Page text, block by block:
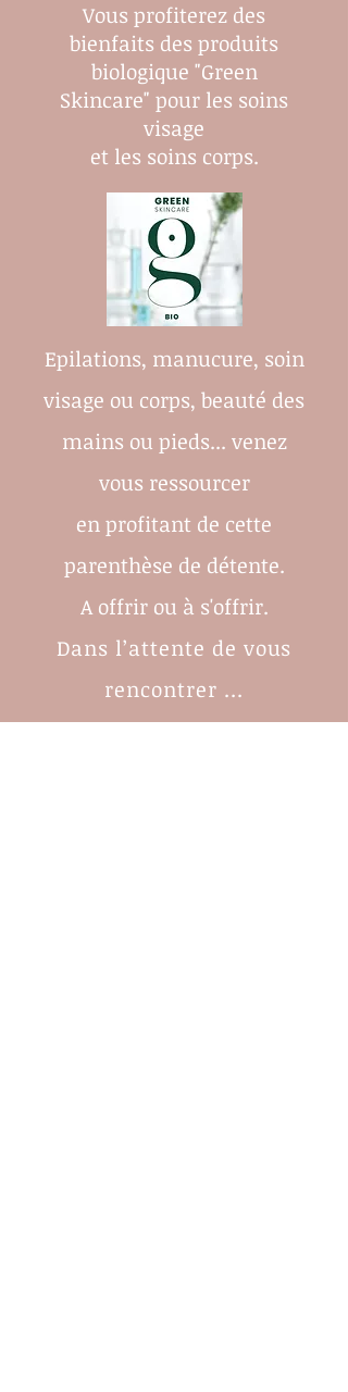
Vous profiterez des
bienfaits des produits
biologique "Green
Skincare" pour les soins
visage
et les soins corps.
Epilations, manucure, soin
visage ou corps, beauté des
mains ou pieds... venez
vous ressourcer
en profitant de cette
parenthèse de détente.
A offrir ou à s'offrir.
Dans l’attente de vous
rencontrer ...